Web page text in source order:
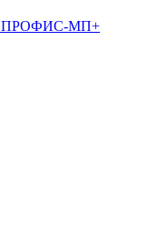
ПРОФИС-МП+